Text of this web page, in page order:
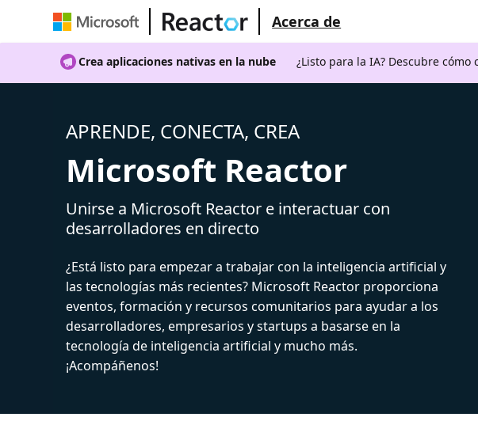
Acerca de
Crea aplicaciones nativas en la nube ¿Listo para la IA? Descubre
APRENDE, CONECTA, CREA
Microsoft Reactor
Unirse a Microsoft Reactor e interactuar con
desarrolladores en directo
¿Está listo para empezar a trabajar con la inteligencia artificial y
las tecnologías más recientes? Microsoft Reactor proporciona
eventos, formación y recursos comunitarios para ayudar a los
desarrolladores, empresarios y startups a basarse en la
tecnología de inteligencia artificial y mucho más.
¡Acompáñenos!